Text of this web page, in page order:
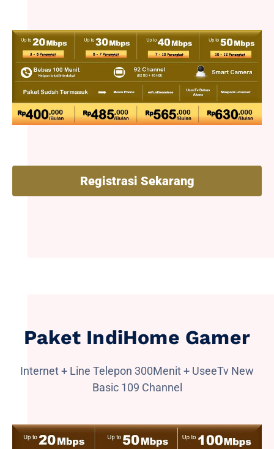
Registrasi Sekarang
Paket IndiHome Gamer
Internet + Line Telepon 300Menit + UseeTv New
Basic 109 Channel